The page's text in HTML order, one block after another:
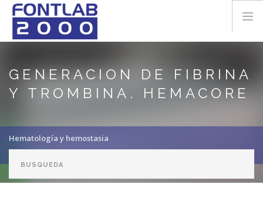
Pasar al contenido principal
CONTACTO
GENERACION DE FIBRINA
Y TROMBINA. HEMACORE
Hematología y hemostasia
Generacion de fibrina y trombina. Hemacore